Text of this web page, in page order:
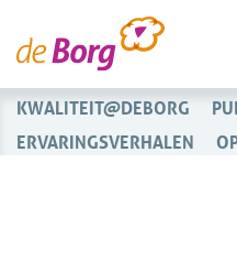
KWALITEIT@DEBORG
ERVARINGSVERHALEN